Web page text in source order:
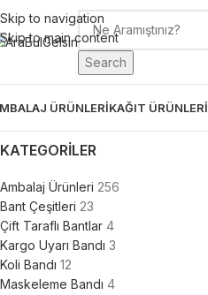
Skip to navigation
Skip to main content
Search
ÜRÜNLERİKAĞIT ÜRÜNLERİ
KATEGORILER
Ambalaj Ürünleri 256
Bant Çeşitleri 23
Çift Taraflı Bantlar 4
Kargo Uyarı Bandı 3
Koli Bandı 12
Maskeleme Bandı 4